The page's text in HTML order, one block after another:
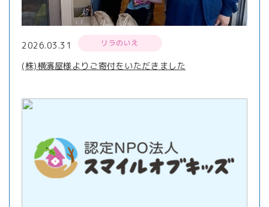
2026.03.31 リラのいえ
(株)横濱屋様よりご寄付をいただきました